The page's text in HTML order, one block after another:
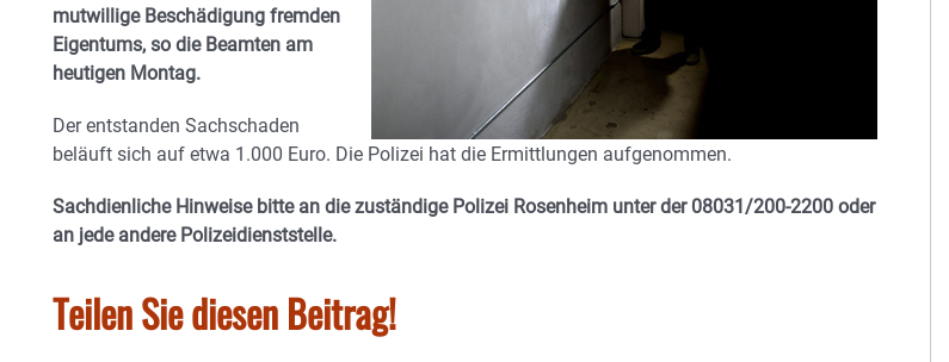
mutwillige Beschädigung fremden
Eigentums, so die Beamten am
heutigen Montag.
Der entstanden Sachschaden
beläuft sich auf etwa 1.000 Euro. Die Polizei hat die Ermittlungen aufgenommen.
Sachdienliche Hinweise bitte an die zuständige Polizei Rosenheim unter der 08031/200-2200 oder
an jede andere Polizeidienststelle.
Teilen Sie diesen Beitrag!